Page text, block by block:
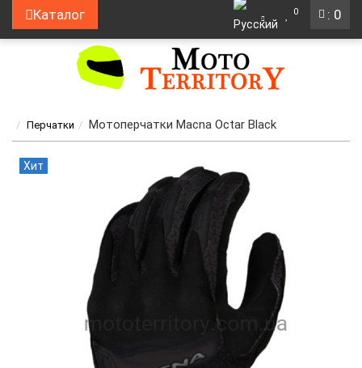
: 0
Каталог 0
Перчатки Мотоперчатки Macna Octar Black
Хит